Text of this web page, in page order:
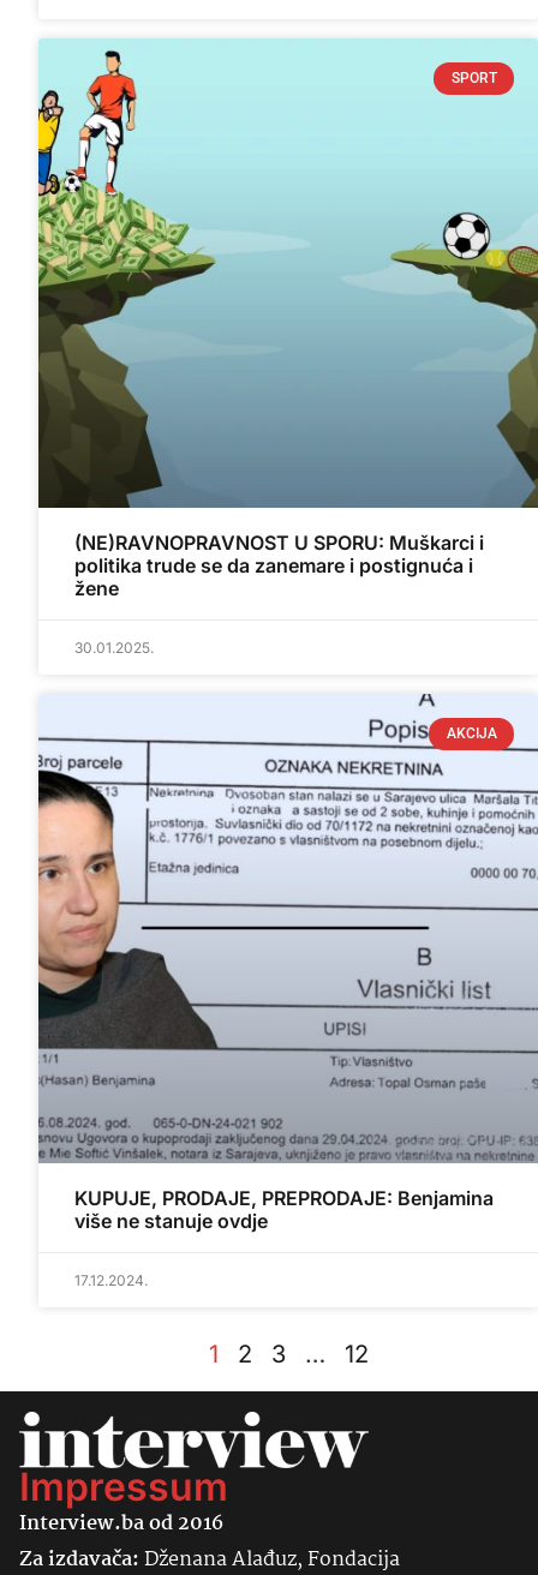
SPORT
(NE)RAVNOPRAVNOST U SPORU: Muškarci i
politika trude se da zanemare i postignuća i
žene
30.01.2025.
AKCIJA
KUPUJE, PRODAJE, PREPRODAJE: Benjamina
više ne stanuje ovdje
17.12.2024.
1 2 3 … 12
Impressum
Interview.ba od 2016
Za izdavača:Dženana Alađuz, Fondacija